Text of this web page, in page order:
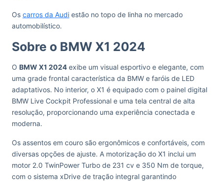
Os carros da Audi estão no topo de linha no mercado
automobilístico.
Sobre o BMW X1 2024
O BMW X1 2024 exibe um visual esportivo e elegante, com
uma grade frontal característica da BMW e faróis de LED
adaptativos. No interior, o X1 é equipado com o painel digital
BMW Live Cockpit Professional e uma tela central de alta
resolução, proporcionando uma experiência conectada e
moderna.
Os assentos em couro são ergonômicos e confortáveis, com
diversas opções de ajuste. A motorização do X1 inclui um
motor 2.0 TwinPower Turbo de 231 cv e 350 Nm de torque,
com o sistema xDrive de tração integral garantindo